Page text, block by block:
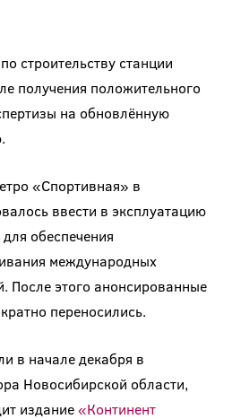
строительству станции
получения положительного
на обновлённую
«Спортивная» в
ввести в эксплуатацию
обеспечения
международных
После этого анонсированные
переносились.
в начале декабря в
Новосибирской области,
издание«Континент